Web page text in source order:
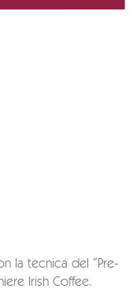
la tecnica del “Pre-
Irish Coffee.